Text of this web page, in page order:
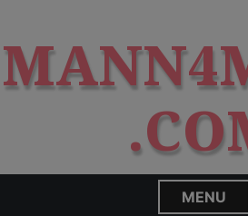
i
p
o
c
n
t
MENU